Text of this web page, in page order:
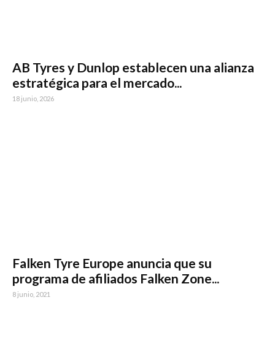
AB Tyres y Dunlop establecen una alianza
estratégica para el mercado...
18 junio, 2026
Falken Tyre Europe anuncia que su
programa de afiliados Falken Zone...
8 junio, 2021